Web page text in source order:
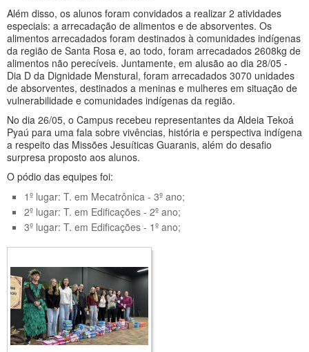
Além disso, os alunos foram convidados a realizar 2 atividades
especiais: a arrecadação de alimentos e de absorventes. Os
alimentos arrecadados foram destinados à comunidades indígenas
da região de Santa Rosa e, ao todo, foram arrecadados 2608kg de
alimentos não perecíveis. Juntamente, em alusão ao dia 28/05 -
Dia D da Dignidade Menstural, foram arrecadados 3070 unidades
de absorventes, destinados a meninas e mulheres em situação de
vulnerabilidade e comunidades indígenas da região.
No dia 26/05, o Campus recebeu representantes da Aldeia Tekoá
Pyaú para uma fala sobre vivências, história e perspectiva indígena
a respeito das Missões Jesuíticas Guaranis, além do desafio
surpresa proposto aos alunos.
O pódio das equipes foi:
1º lugar: T. em Mecatrônica - 3º ano;
2º lugar: T. em Edificações - 2º ano;
3º lugar: T. em Edificações - 1º ano;